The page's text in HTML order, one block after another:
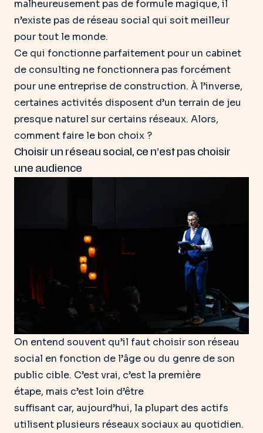
malheureusement pas de formule magique, il
n’existe pas de réseau social qui soit meilleur
pour tout le monde.
Ce qui fonctionne parfaitement pour un cabinet
de consulting ne fonctionnera pas forcément
pour une entreprise de construction. À l’inverse,
certaines activités disposent d’un terrain de jeu
presque naturel sur certains réseaux. Alors,
comment faire le bon choix ?
Choisir un réseau social, ce n’est pas choisir
une audience
On entend souvent qu’il faut choisir son réseau
social en fonction de l’âge ou du genre de son
public cible. C’est vrai, c’est la première
étape, mais c’est loin d’être
suffisant car, aujourd’hui, la plupart des actifs
utilisent plusieurs réseaux sociaux au quotidien.